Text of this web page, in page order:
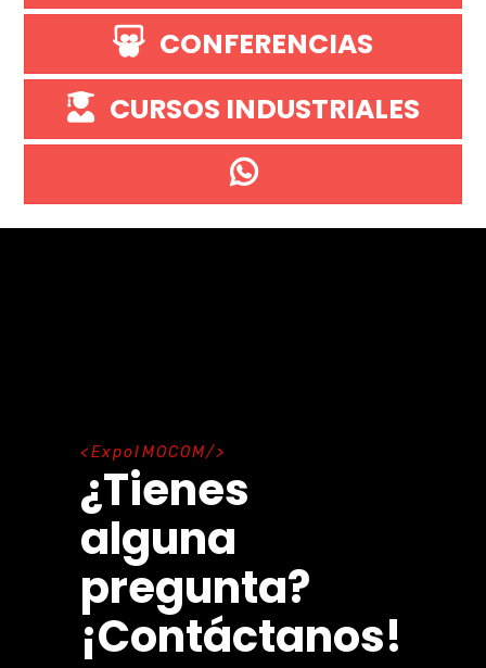
CONFERENCIAS
CURSOS INDUSTRIALES
ExpoIMOCOM
¿Tienes
alguna
pregunta?
¡Contáctanos!